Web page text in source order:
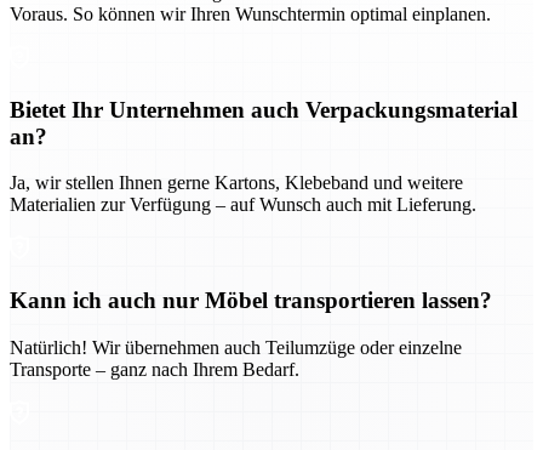
Voraus. So können wir Ihren Wunschtermin optimal einplanen.
Bietet Ihr Unternehmen auch Verpackungsmaterial
an?
Ja, wir stellen Ihnen gerne Kartons, Klebeband und weitere
Materialien zur Verfügung – auf Wunsch auch mit Lieferung.
Kann ich auch nur Möbel transportieren lassen?
Natürlich! Wir übernehmen auch Teilumzüge oder einzelne
Transporte – ganz nach Ihrem Bedarf.